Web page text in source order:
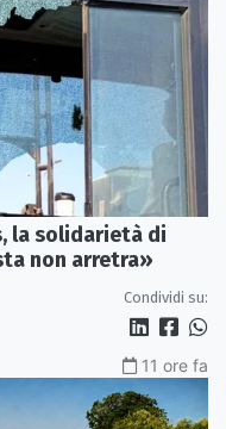
la solidarietà di
non arretra»
Condividi su:
11 ore fa